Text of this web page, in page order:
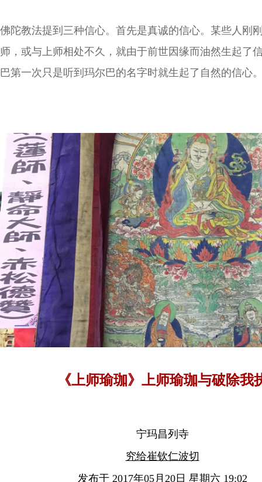
佛陀教法提到三种信心。首先是真诚的信心。某些人刚
师，或与上师相处不久，就由于前世因缘而油然生起了
巴第一次只是听到玛尔巴的名字时就生起了自然的信心
《上师瑜珈》上师瑜珈与破除我
宁玛昌列寺
究给崔钦仁波切
发布于 2017年05月20日 星期六 19:02